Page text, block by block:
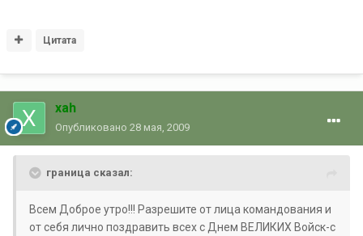
Цитата
xah
Опубликовано 28 мая, 2009
граница сказал:
Всем Доброе утро!!! Разрешите от лица командования и
от себя лично поздравить всех с Днем ВЕЛИКИХ Войск-с